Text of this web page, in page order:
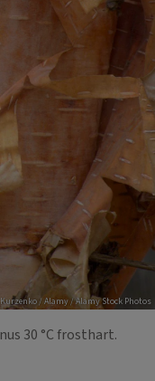
/ Alamy / Alamy Stock Photos
30 °C frosthart.